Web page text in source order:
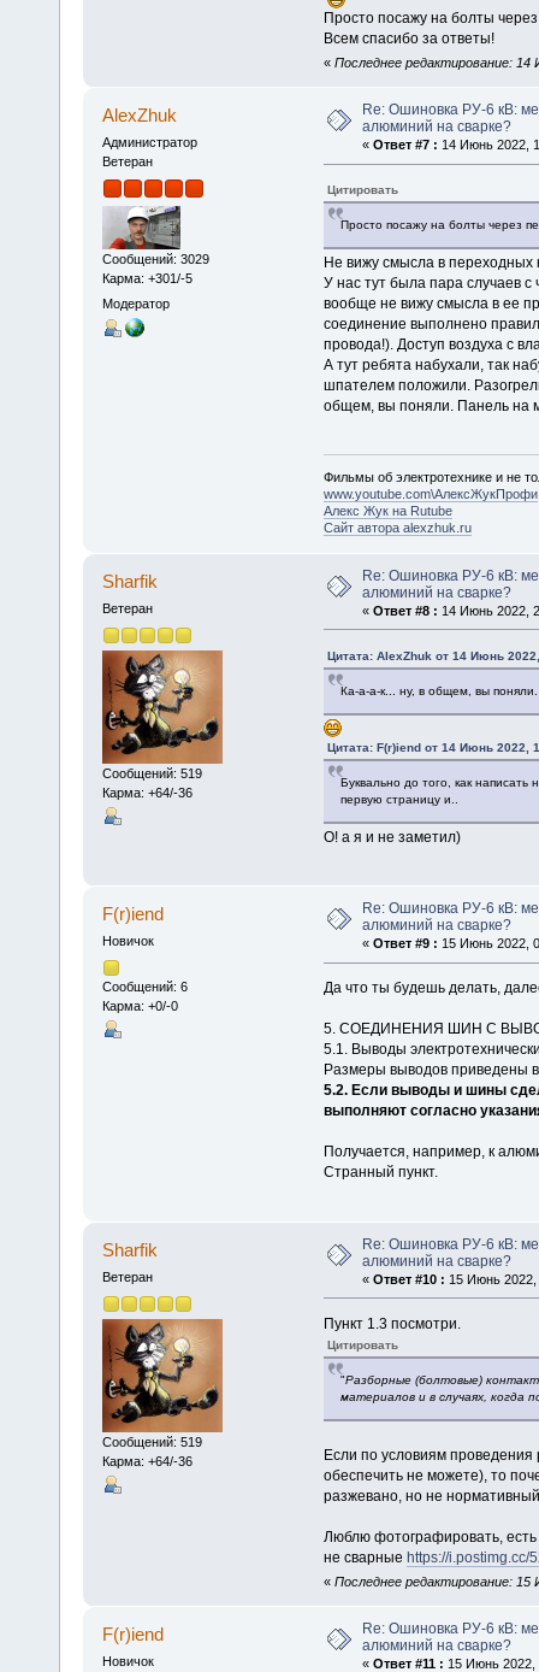
Просто посажу на болты
Всем спасибо за ответы!
« Последнее редактирование: 14
AlexZhuk
Администратор
Ветеран
Сообщений: 3029
Карма: +301/-5
Модератор
Re: Ошиновка РУ-6 кВ:
алюминий на сварке?
« Ответ #7 : 14 Июнь 2022,
Цитировать
Просто посажу на болты через
Не вижу смысла в переходных
У нас тут была пара случаев
вообще не вижу смысла в ее
соединение выполнено
провода!). Доступ воздуха с
А тут ребята набухали, так
шпателем положили.
общем, вы поняли. Панель на
Фильмы об электротехнике и не
www.youtube.com\АлексЖукПрофи
Алекс Жук на Rutube
Сайт автора alexzhuk.ru
Sharfik
Ветеран
Сообщений: 519
Карма: +64/-36
Re: Ошиновка РУ-6 кВ:
алюминий на сварке?
« Ответ #8 : 14 Июнь 2022,
Цитата: AlexZhuk от 14 Июнь
Ка-а-а-к... ну, в общем, вы
Цитата: F(r)iend от 14 Июнь 2022,
Буквально до того, как
первую страницу и..
О! а я и не заметил)
F(r)iend
Новичок
Сообщений: 6
Карма: +0/-0
Re: Ошиновка РУ-6 кВ:
алюминий на сварке?
« Ответ #9 : 15 Июнь 2022,
Да что ты будешь делать,
5. СОЕДИНЕНИЯ ШИН С
5.1. Выводы
Размеры выводов приведены
5.2. Если выводы и шины
выполняют согласно
Получается, например, к
Странный пункт.
Sharfik
Ветеран
Сообщений: 519
Карма: +64/-36
Re: Ошиновка РУ-6 кВ:
алюминий на сварке?
« Ответ #10 : 15 Июнь 2022,
Пункт 1.3 посмотри.
Цитировать
"Разборные (болтовые)
материалов и в случаях, когда
Если по условиям проведения
обеспечить не можете), то
разжевано, но не
Люблю фотографировать,
не сварные https://i.postimg.cc/
« Последнее редактирование:
F(r)iend
Новичок
Re: Ошиновка РУ-6 кВ:
алюминий на сварке?
« Ответ #11 : 15 Июнь 2022,